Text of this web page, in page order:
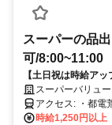
スーパーの品
可/8:00~11:00
【土日祝は時給ア
扶養内・Wワーク・
スーパーバリュ
アクセス: ・都電荒川線「荒川遊園地前駅」徒歩4分 ・都電荒川線
「小台駅」徒歩6分
時給1,250円以上